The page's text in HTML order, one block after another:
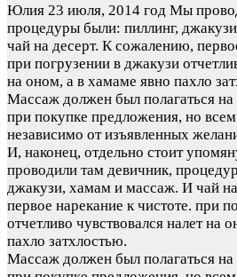
Юлия 23 июля, 2014 год Мы
процедуры были: пиллинг,
чай на десерт. К сожалению,
при погрузении в джакузи
на оном, а в хамаме явно пахло
Массаж должен был полагаться
при покупке предложения, но
независимо от изъявленных
И, наконец, отдельно стоит
проводили там девичник,
джакузи, хамам и массаж. И чай
первое нарекание к чистоте. при
отчетливо чувствовался налет на
пахло затхлостью.
Массаж должен был полагаться